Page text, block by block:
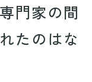
門家の間
たのはな